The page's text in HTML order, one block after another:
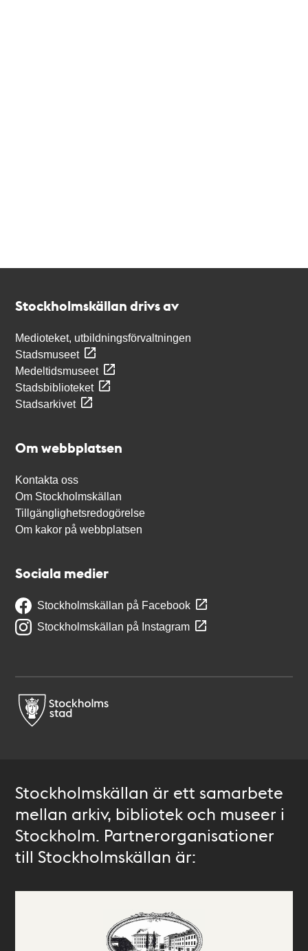
Stockholmskällan drivs av
Medioteket, utbildningsförvaltningen
Stadsmuseet
Medeltidsmuseet
Stadsbiblioteket
Stadsarkivet
Om webbplatsen
Kontakta oss
Om Stockholmskällan
Tillgänglighetsredogörelse
Om kakor på webbplatsen
Sociala medier
Stockholmskällan på Facebook
Stockholmskällan på Instagram
Stockholmskällan är ett samarbete
mellan arkiv, bibliotek och museer i
Stockholm. Partnerorganisationer
till Stockholmskällan är: